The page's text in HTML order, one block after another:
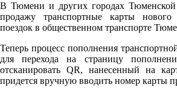
В Тюмени и других городах Тюменской
продажу транспортные карты
поездок в общественном транспорте
Теперь процесс пополнения
для перехода на страницу
отсканировать QR, нанесенный на
придется вручную вводить номер карты